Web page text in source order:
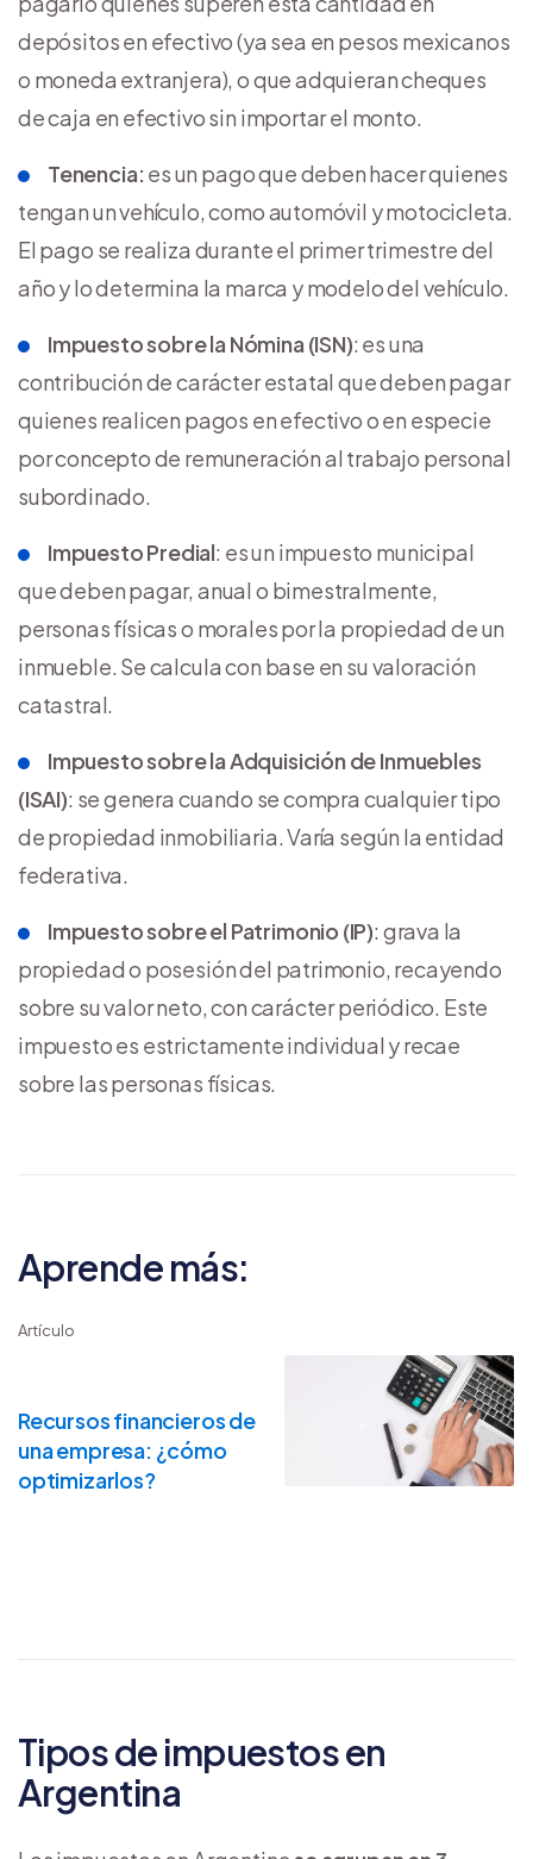
depósitos en efectivo (ya sea en pesos mexicanos
o moneda extranjera), o que adquieran cheques
de caja en efectivo sin importar el monto.
Tenencia: es un pago que deben hacer quienes
tengan un vehículo, como automóvil y motocicleta.
El pago se realiza durante el primer trimestre del
año y lo determina la marca y modelo del vehículo.
Impuesto sobre la Nómina (ISN): es una
contribución de carácter estatal que deben pagar
quienes realicen pagos en efectivo o en especie
por concepto de remuneración al trabajo personal
subordinado.
Impuesto Predial: es un impuesto municipal
que deben pagar, anual o bimestralmente,
personas físicas o morales por la propiedad de un
inmueble. Se calcula con base en su valoración
catastral.
Impuesto sobre la Adquisición de Inmuebles
(ISAI): se genera cuando se compra cualquier tipo
de propiedad inmobiliaria. Varía según la entidad
federativa.
Impuesto sobre el Patrimonio (IP): grava la
propiedad o posesión del patrimonio, recayendo
sobre su valor neto, con carácter periódico. Este
impuesto es estrictamente individual y recae
sobre las personas físicas.
Aprende más:
Artículo
Recursos financieros de
una empresa: ¿cómo
optimizarlos?
Tipos de impuestos en
Argentina